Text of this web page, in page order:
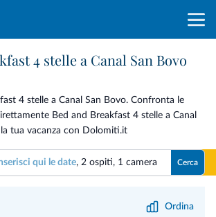
4 stelle a Canal San Bovo
4 stelle a Canal San Bovo. Confronta le
Bed and Breakfast 4 stelle a Canal
tua vacanza con Dolomiti.it
qui le date, 2 ospiti, 1 camera Cerca
Ordina